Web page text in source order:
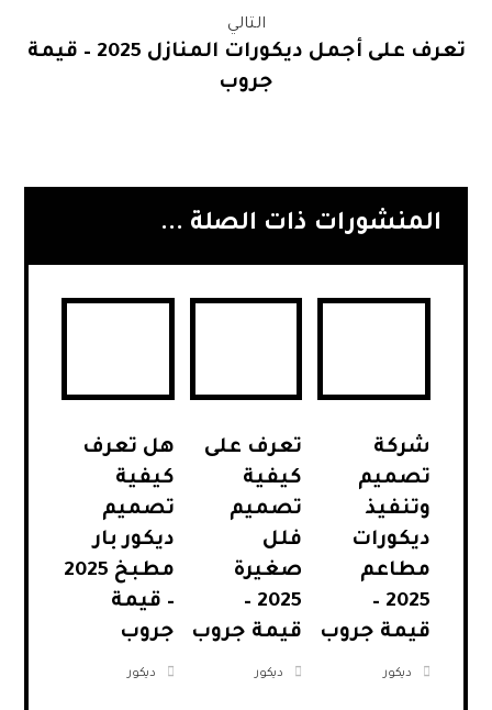
التالي
تعرف على أجمل ديكورات المنازل 2025 – قيمة
جروب
المنشورات ذات الصلة ...
شركة
تصميم
وتنفيذ
ديكورات
مطاعم
2025 –
قيمة جروب
ديكور
تعرف على
كيفية
تصميم
فلل
صغيرة
2025 –
قيمة جروب
ديكور
هل تعرف
كيفية
تصميم
ديكور بار
مطبخ 2025
– قيمة
جروب
ديكور